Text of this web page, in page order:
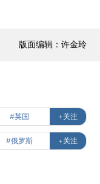
版面编辑：许金玲
#英国 +关注
#俄罗斯 +关注